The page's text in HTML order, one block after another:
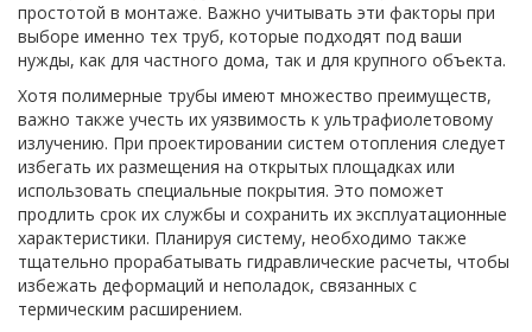
простотой в монтаже. Важно учитывать эти факторы при
выборе именно тех труб, которые подходят под ваши
нужды, как для частного дома, так и для крупного объекта.
Хотя полимерные трубы имеют множество преимуществ,
важно также учесть их уязвимость к ультрафиолетовому
излучению. При проектировании систем отопления следует
избегать их размещения на открытых площадках или
использовать специальные покрытия. Это поможет
продлить срок их службы и сохранить их эксплуатационные
характеристики. Планируя систему, необходимо также
тщательно прорабатывать гидравлические расчеты, чтобы
избежать деформаций и неполадок, связанных с
термическим расширением.